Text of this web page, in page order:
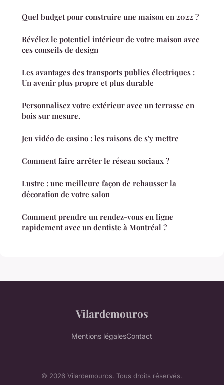
Quel budget pour construire une maison en 2022 ?
Révélez le potentiel intérieur de votre maison avec
ces conseils de design
Les avantages des transports publics électriques :
Un avenir plus propre et plus durable
Personnalisez votre extérieur avec un terrasse en
bois sur mesure.
Jeu vidéo de casino : les raisons de s'y mettre
Comment faire arrêter le réseau sociaux ?
Lustre : une meilleure façon de rehausser la
décoration de votre salon
Comment prendre un rendez-vous en ligne
rapidement avec un dentiste à Montréal ?
Vilardemouros
Mentions légalesContact
© 2026 Vilardemouros. Tous droits réservés.